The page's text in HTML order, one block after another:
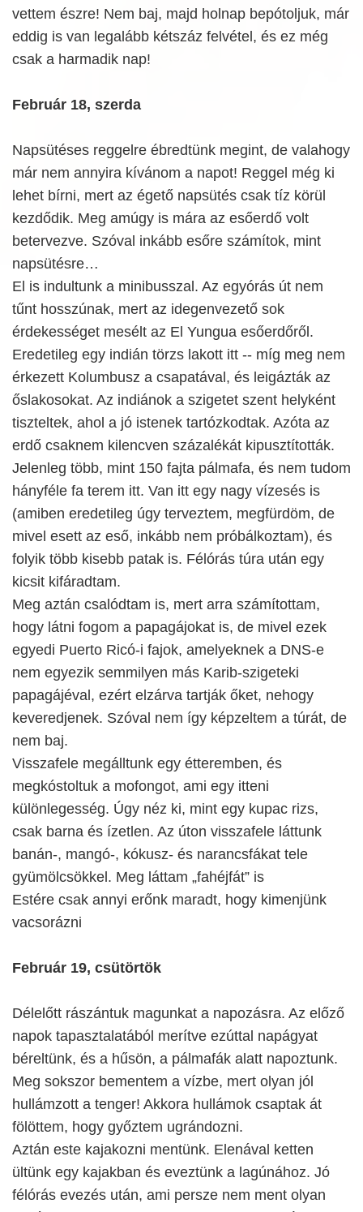
vettem észre! Nem baj, majd holnap bepótoljuk, már
eddig is van legalább kétszáz felvétel, és ez még
csak a harmadik nap!
Február 18, szerda
Napsütéses reggelre ébredtünk megint, de valahogy
már nem annyira kívánom a napot! Reggel még ki
lehet bírni, mert az égető napsütés csak tíz körül
kezdődik. Meg amúgy is mára az esőerdő volt
betervezve. Szóval inkább esőre számítok, mint
napsütésre…
El is indultunk a minibusszal. Az egyórás út nem
tűnt hosszúnak, mert az idegenvezető sok
érdekességet mesélt az El Yungua esőerdőről.
Eredetileg egy indián törzs lakott itt -- míg meg nem
érkezett Kolumbusz a csapatával, és leigázták az
őslakosokat. Az indiánok a szigetet szent helyként
tiszteltek, ahol a jó istenek tartózkodtak. Azóta az
erdő csaknem kilencven százalékát kipusztították.
Jelenleg több, mint 150 fajta pálmafa, és nem tudom
hányféle fa terem itt. Van itt egy nagy vízesés is
(amiben eredetileg úgy terveztem, megfürdöm, de
mivel esett az eső, inkább nem próbálkoztam), és
folyik több kisebb patak is. Félórás túra után egy
kicsit kifáradtam.
Meg aztán csalódtam is, mert arra számítottam,
hogy látni fogom a papagájokat is, de mivel ezek
egyedi Puerto Ricó-i fajok, amelyeknek a DNS-e
nem egyezik semmilyen más Karib-szigeteki
papagájéval, ezért elzárva tartják őket, nehogy
keveredjenek. Szóval nem így képzeltem a túrát, de
nem baj.
Visszafele megálltunk egy étteremben, és
megkóstoltuk a mofongot, ami egy itteni
különlegesség. Úgy néz ki, mint egy kupac rizs,
csak barna és ízetlen. Az úton visszafele láttunk
banán-, mangó-, kókusz- és narancsfákat tele
gyümölcsökkel. Meg láttam „fahéjfát” is
Estére csak annyi erőnk maradt, hogy kimenjünk
vacsorázni
Február 19, csütörtök
Délelőtt rászántuk magunkat a napozásra. Az előző
napok tapasztalatából merítve ezúttal napágyat
béreltünk, és a hűsön, a pálmafák alatt napoztunk.
Meg sokszor bementem a vízbe, mert olyan jól
hullámzott a tenger! Akkora hullámok csaptak át
fölöttem, hogy győztem ugrándozni.
Aztán este kajakozni mentünk. Elenával ketten
ültünk egy kajakban és eveztünk a lagúnához. Jó
félórás evezés után, ami persze nem ment olyan